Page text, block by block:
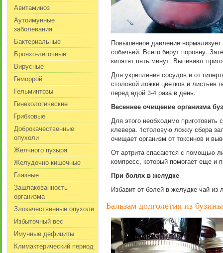
Авитаминоз
Аутоимунные
заболевания
Бактериальные
Бронхо-лёгочные
Вирусные
Геморрой
Гельминтозы
Гинекологические
Грибковые
Доброкачественные
опухоли
Желчного пузыря
Желудочно-кишечные
Глазные
Зашлакованность
организма
Злокачественные опухоли
Избыточный вес
Имунные дефициты
Климактерический период
Повышенное давление
собачьей. Всего берут поровну.
кипятят пять минут. Выпивают
Для укрепления сосудов и от
столовой ложки цветков и листьев
перед едой 3-4 раза в день.
Весеннее очищение организма
Для этого необходимо приготовить
клевера. 1столовую ложку сбора
очищает организм от токсинов и
От артрита спасаются с помощью
компресс, который помогает еще и
При болях в желудке
Избавит от болей в желудке чай
Бальзам долголетия из бузины